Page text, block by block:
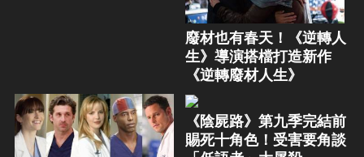
廢材也有春天！《逆轉人
生》導演搭檔打造新作
《逆轉廢材人生》
《陰屍路》第九季完結前
賜死十角色！受害要角談